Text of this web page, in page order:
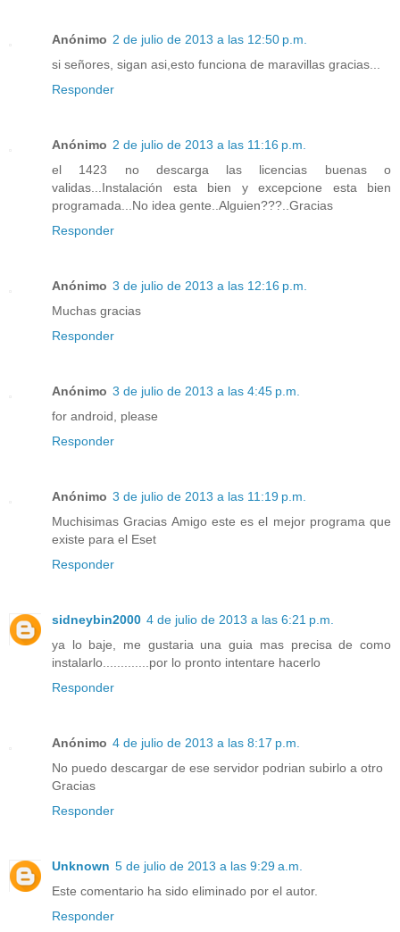
Anónimo 2 de julio de 2013 a las 12:50 p.m.
si señores, sigan asi,esto funciona de maravillas gracias...
Responder
Anónimo 2 de julio de 2013 a las 11:16 p.m.
el 1423 no descarga las licencias buenas o
validas...Instalación esta bien y excepcione esta bien
programada...No idea gente..Alguien???..Gracias
Responder
Anónimo 3 de julio de 2013 a las 12:16 p.m.
Muchas gracias
Responder
Anónimo 3 de julio de 2013 a las 4:45 p.m.
for android, please
Responder
Anónimo 3 de julio de 2013 a las 11:19 p.m.
Muchisimas Gracias Amigo este es el mejor programa que
existe para el Eset
Responder
sidneybin2000 4 de julio de 2013 a las 6:21 p.m.
ya lo baje, me gustaria una guia mas precisa de como
instalarlo.............por lo pronto intentare hacerlo
Responder
Anónimo 4 de julio de 2013 a las 8:17 p.m.
No puedo descargar de ese servidor podrian subirlo a otro
Gracias
Responder
Unknown 5 de julio de 2013 a las 9:29 a.m.
Este comentario ha sido eliminado por el autor.
Responder